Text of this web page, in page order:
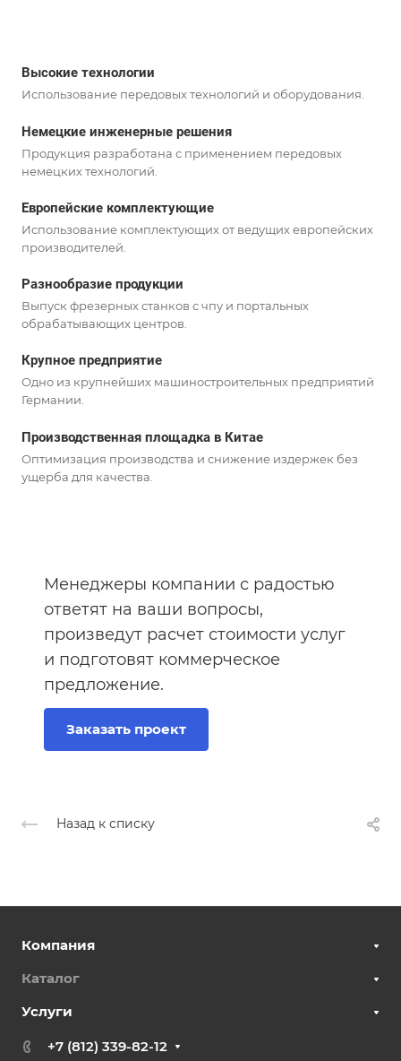
Высокие технологии
Использование передовых технологий и оборудования.
Немецкие инженерные решения
Продукция разработана с применением передовых
немецких технологий.
Европейские комплектующие
Использование комплектующих от ведущих европейских
производителей.
Разнообразие продукции
Выпуск фрезерных станков с чпу и портальных
обрабатывающих центров.
Крупное предприятие
Одно из крупнейших машиностроительных предприятий
Германии.
Производственная площадка в Китае
Оптимизация производства и снижение издержек без
ущерба для качества.
Менеджеры компании с радостью
ответят на ваши вопросы,
произведут расчет стоимости услуг
и подготовят коммерческое
предложение.
Заказать проект
Назад к списку
Компания
Каталог
Услуги
+7 (812) 339-82-12